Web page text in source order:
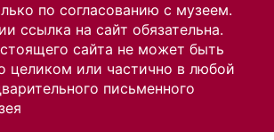
по согласованию с музеем.
ссылка на сайт обязательна.
сайта не может быть
целиком или частично в любой
письменного